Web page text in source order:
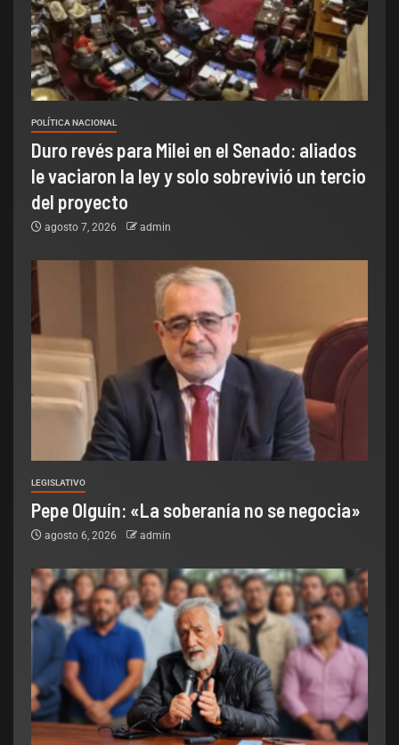
POLÍTICA NACIONAL
Duro revés para Milei en el Senado: aliados
le vaciaron la ley y solo sobrevivió un tercio
del proyecto
agosto 7, 2026 admin
LEGISLATIVO
Pepe Olguín: «La soberanía no se negocia»
agosto 6, 2026 admin